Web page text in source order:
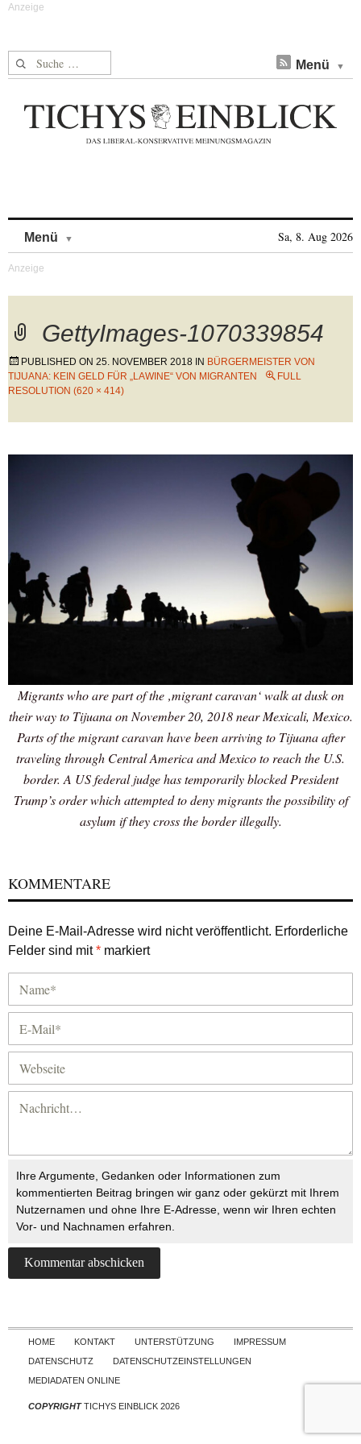
Suche nach: Menü
Menü Sa, 8. Aug 2026
GettyImages-1070339854
PUBLISHED ON 25. NOVEMBER 2018 IN BÜRGERMEISTER VON
TIJUANA: KEIN GELD FÜR „LAWINE“ VON MIGRANTEN
FULL
RESOLUTION (620 × 414)
Migrants who are part of the ‚migrant caravan‘ walk at dusk on
their way to Tijuana on November 20, 2018 near Mexicali, Mexico.
Parts of the migrant caravan have been arriving to Tijuana after
traveling through Central America and Mexico to reach the U.S.
border. A US federal judge has temporarily blocked President
Trump’s order which attempted to deny migrants the possibility of
asylum if they cross the border illegally.
KOMMENTARE
Deine E-Mail-Adresse wird nicht veröffentlicht. Erforderliche
Felder sind mit* markiert
Ihre Argumente, Gedanken oder Informationen zum
kommentierten Beitrag bringen wir ganz oder gekürzt mit Ihrem
Nutzernamen und ohne Ihre E-Adresse, wenn wir Ihren echten
Vor- und Nachnamen erfahren.
Skip to content
HOME KONTAKT UNTERSTÜTZUNG
IMPRESSUM
DATENSCHUTZ
DATENSCHUTZEINSTELLUNGEN
MEDIADATEN ONLINE
COPYRIGHTTICHYS EINBLICK 2026